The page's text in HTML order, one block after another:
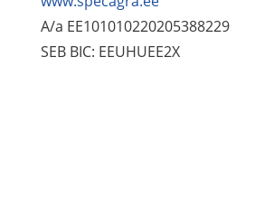
A/a EE101010220205388229
SEB BIC: EEUHUEE2X